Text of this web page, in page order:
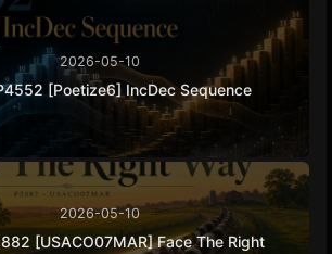
2026-05-10
[Poetize6] IncDec Sequence
2026-05-10
[USACO07MAR] Face The Right